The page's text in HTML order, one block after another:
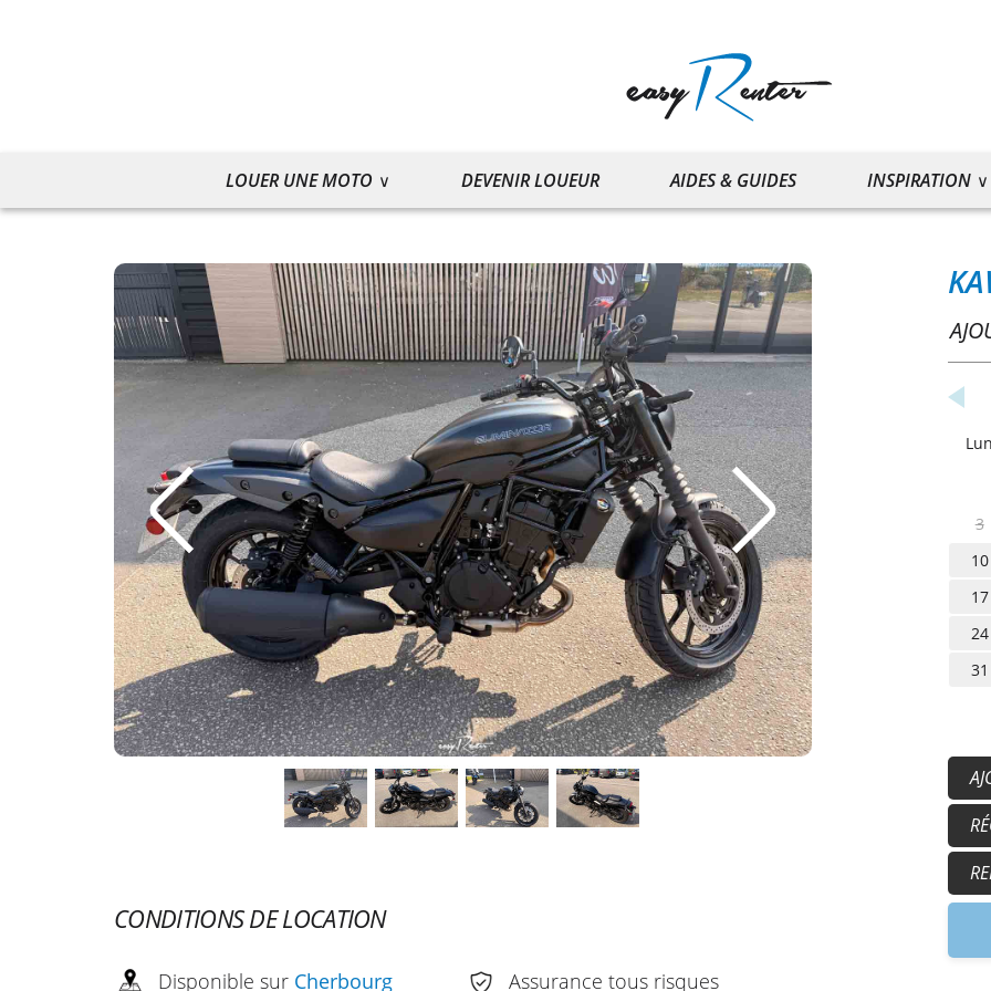
LOUER UNE MOTO DEVENIR LOUEUR AIDES & GUIDES INSPIRATION
CONDITIONS DE LOCATION
Disponible sur Cherbourg
Assurance tous risques
Lun
3
10
17
24
31